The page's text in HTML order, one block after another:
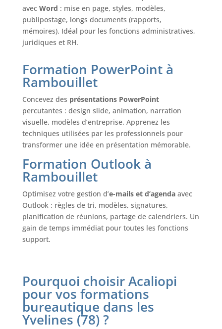
avec Word : mise en page, styles, modèles,
publipostage, longs documents (rapports,
mémoires). Idéal pour les fonctions administratives,
juridiques et RH.
Formation PowerPoint à
Rambouillet
Concevez des présentations PowerPoint
percutantes : design slide, animation, narration
visuelle, modèles d’entreprise. Apprenez les
techniques utilisées par les professionnels pour
transformer une idée en présentation mémorable.
Formation Outlook à
Rambouillet
Optimisez votre gestion d’e-mails et d’agendaavec
Outlook : règles de tri, modèles, signatures,
planification de réunions, partage de calendriers. Un
gain de temps immédiat pour toutes les fonctions
support.
Pourquoi choisir Acaliopi
pour vos formations
bureautique dans les
Yvelines (78) ?